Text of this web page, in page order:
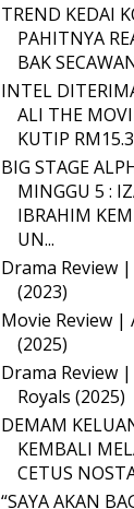
TREND KEDAI
PAHITNYA
BAK
INTEL
ALI THE
KUTIP
BIG STAGE
MINGGU 5 :
IBRAHIM
UN...
Drama Review
(2023)
Movie Review |
(2025)
Drama Review
Royals (2025)
DEMAM
KEMBALI
CETUS
“SAYA AKAN